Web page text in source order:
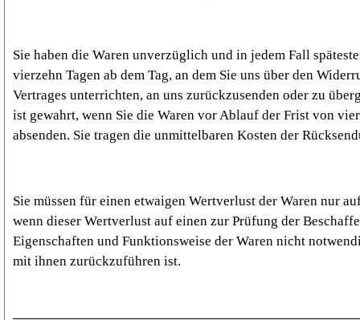
Sie haben die Waren unverzüglich und in jedem Fall
vierzehn Tagen ab dem Tag, an dem Sie uns über den
Vertrages unterrichten, an uns zurückzusenden oder zu
ist gewahrt, wenn Sie die Waren vor Ablauf der Frist von
absenden. Sie tragen die unmittelbaren Kosten der
Sie müssen für einen etwaigen Wertverlust der Waren nur
wenn dieser Wertverlust auf einen zur Prüfung der
Eigenschaften und Funktionsweise der Waren nicht
mit ihnen zurückzuführen ist.